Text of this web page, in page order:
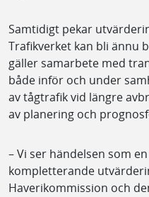
Samtidigt pekar
Trafikverket kan bli ännu
gäller samarbete med
både inför och under
av tågtrafik vid längre
av planering och
– Vi ser händelsen som
kompletterande
Haverikommission och